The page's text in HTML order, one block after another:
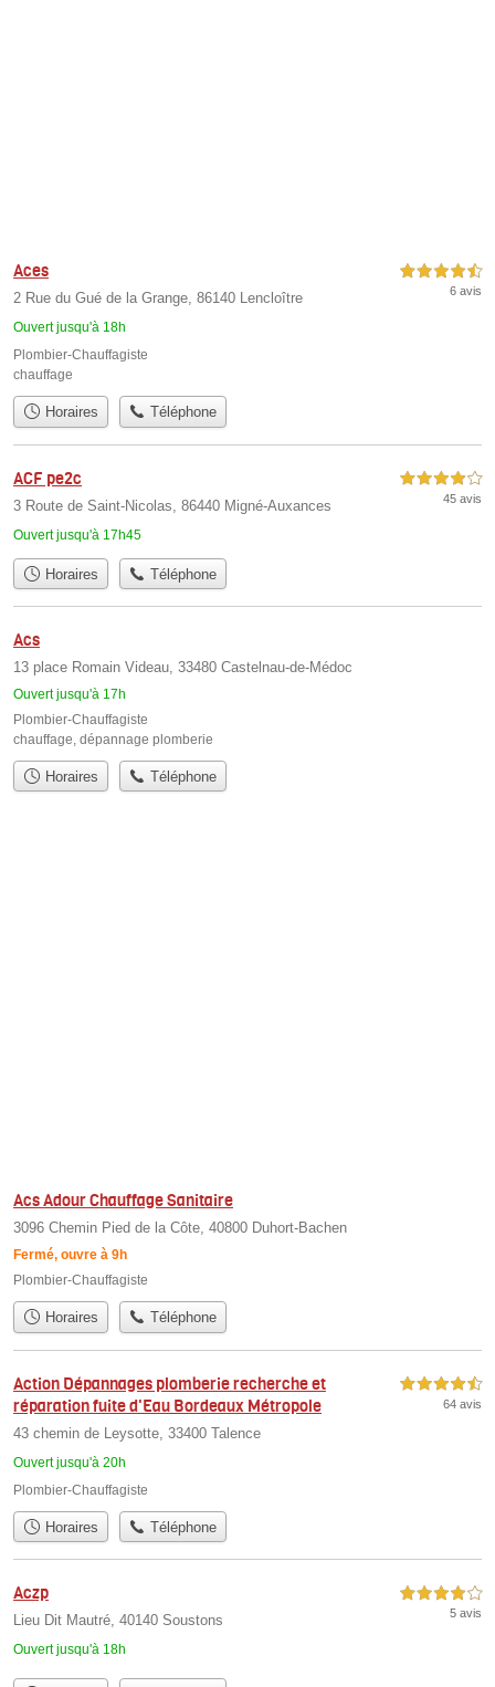
Aces
2 Rue du Gué de la Grange, 86140 Lencloître
Ouvert jusqu'à 18h
4,5 étoiles sur 5
6 avis
Plombier-Chauffagiste
chauffage
Horaires Téléphone
ACF pe2c
3 Route de Saint-Nicolas, 86440 Migné-Auxances
Ouvert jusqu'à 17h45
4,0 étoiles sur 5
45 avis
Horaires Téléphone
Acs
13 place Romain Videau, 33480 Castelnau-de-Médoc
Ouvert jusqu'à 17h
Plombier-Chauffagiste
chauffage, dépannage plomberie
Horaires Téléphone
Acs Adour Chauffage Sanitaire
3096 Chemin Pied de la Côte, 40800 Duhort-Bachen
Fermé, ouvre à 9h
Plombier-Chauffagiste
Horaires Téléphone
Action Dépannages plomberie recherche et
réparation fuite d'Eau Bordeaux Métropole
43 chemin de Leysotte, 33400 Talence
Ouvert jusqu'à 20h
4,5 étoiles sur 5
64 avis
Plombier-Chauffagiste
Horaires Téléphone
Aczp
Lieu Dit Mautré, 40140 Soustons
Ouvert jusqu'à 18h
4,0 étoiles sur 5
5 avis